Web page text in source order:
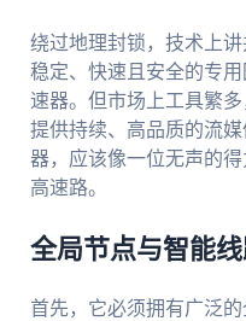
绕过地理封锁，技术上
稳定、快速且安全的专
速器。但市场上工具繁
提供持续、高品质的流
器，应该像一位无声的
高速路。
全局节点与智能
首先，它必须拥有广泛